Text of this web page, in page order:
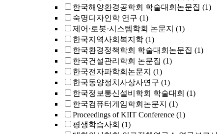
한국해양환경공학회 학술대회논문집 (1)
숙명디자인학 연구 (1)
제어·로봇·시스템학회 논문지 (1)
한국지역사회복지학 (1)
한국환경정책학회 학술대회논문집 (1)
한국건설관리학회 논문집 (1)
한국전자파학회논문지 (1)
한국동양정치사상사연구 (1)
한국정보통신설비학회 학술대회 (1)
한국컴퓨터게임학회논문지 (1)
Proceedings of KIIT Conference (1)
평생학습사회 (1)